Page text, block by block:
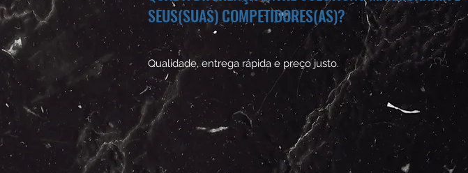
SEUS(SUAS) COMPETIDORES(AS)?
Qualidade, entrega rápida e preço justo.